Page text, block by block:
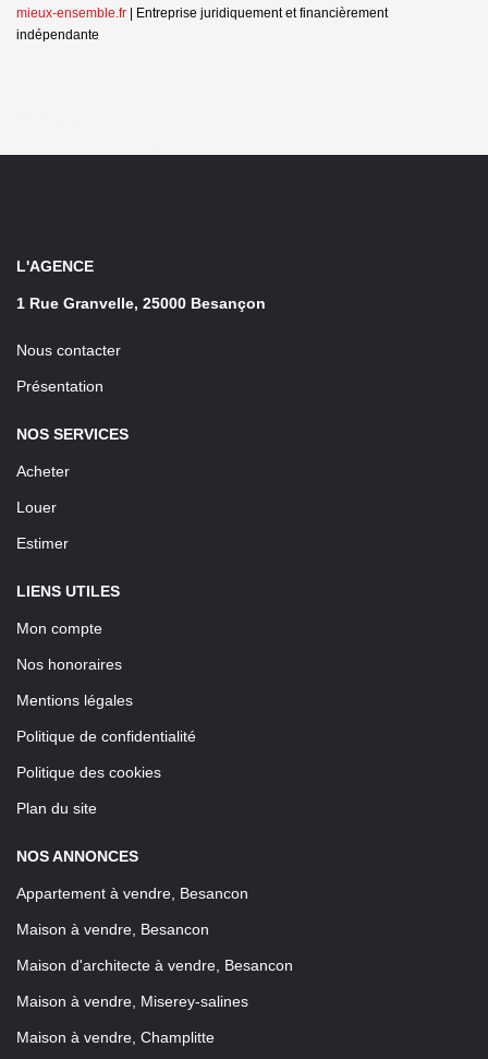
mieux-ensemble.fr | Entreprise juridiquement et financièrement
indépendante
L'AGENCE
1 Rue Granvelle, 25000 Besançon
Nous contacter
Présentation
NOS SERVICES
Acheter
Louer
Estimer
LIENS UTILES
Mon compte
Nos honoraires
Mentions légales
Politique de confidentialité
Politique des cookies
Plan du site
NOS ANNONCES
Appartement à vendre, Besancon
Maison à vendre, Besancon
Maison d'architecte à vendre, Besancon
Maison à vendre, Miserey-salines
Maison à vendre, Champlitte